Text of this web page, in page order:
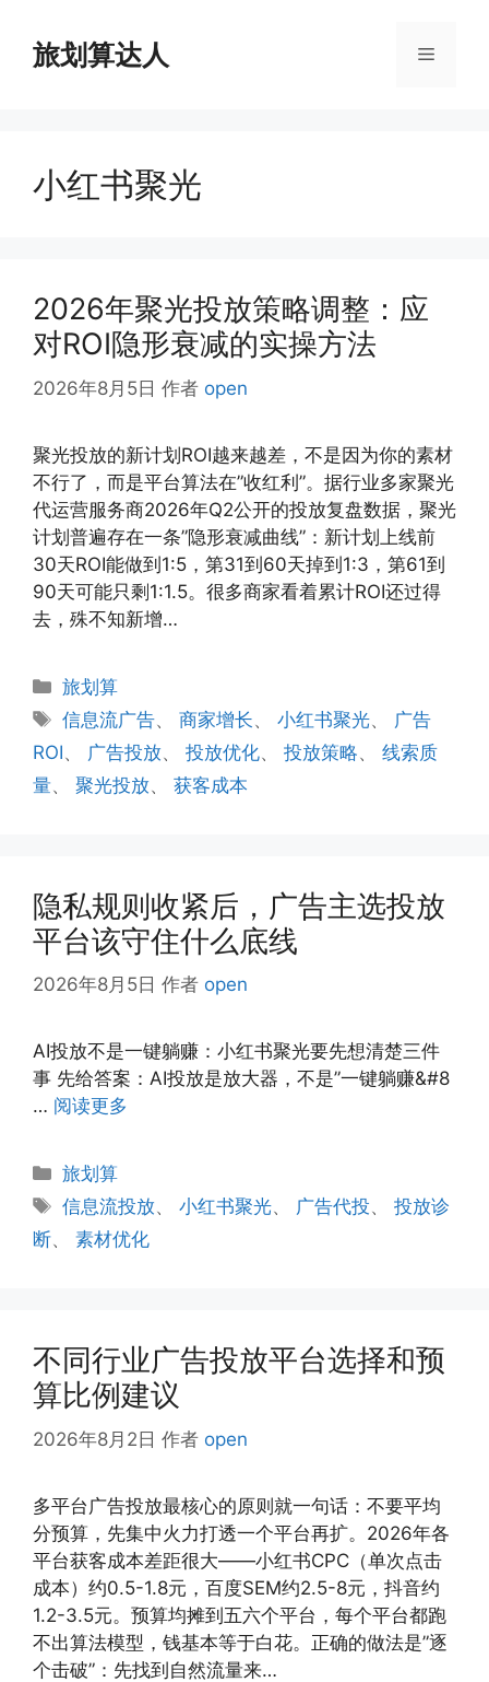
旅划算达人 菜
小红书聚光
2026年聚光投放策略调整：应
对ROI隐形衰减的实操方法
2026年8月5日 作者 open
聚光投放的新计划ROI越来越差，不是因为你的素材
不行了，而是平台算法在”收红利”。据行业多家聚光
代运营服务商2026年Q2公开的投放复盘数据，聚光
计划普遍存在一条”隐形衰减曲线”：新计划上线前
30天ROI能做到1:5，第31到60天掉到1:3，第61到
90天可能只剩1:1.5。很多商家看着累计ROI还过得
去，殊不知新增…
分
类
旅划算
标
签
信息流广告、商家增长、小红书聚光、 广告
ROI、 广告投放、 投放优化、 投放策略、 线索质
量、 聚光投放、 获客成本
隐私规则收紧后，广告主选投放
平台该守住什么底线
2026年8月5日 作者 open
AI投放不是一键躺赚：小红书聚光要先想清楚三件
事 先给答案：AI投放是放大器，不是”一键躺赚&#8
… 阅读更多
分
类
旅划算
标
签
信息流投放、小红书聚光、 广告代投、投放诊
断、 素材优化
不同行业广告投放平台选择和预
算比例建议
2026年8月2日 作者 open
多平台广告投放最核心的原则就一句话：不要平均
分预算，先集中火力打透一个平台再扩。2026年各
平台获客成本差距很大——小红书CPC（单次点击
成本）约0.5-1.8元，百度SEM约2.5-8元，抖音约
1.2-3.5元。预算均摊到五六个平台，每个平台都跑
不出算法模型，钱基本等于白花。正确的做法是”逐
个击破”：先找到自然流量来…